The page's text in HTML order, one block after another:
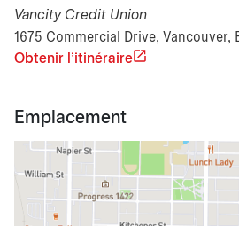
Vancity Credit Union
1675 Commercial Drive, Vancouver,
Obtenir l'itinéraire
Emplacement